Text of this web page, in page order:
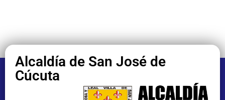
Alcaldía de San José de
Cúcuta